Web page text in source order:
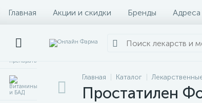
Главная Акции и скидки Бренды Адреса
Главная Каталог
Простатилен